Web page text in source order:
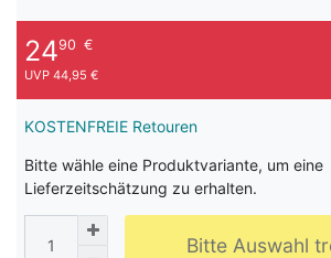
2490 €
UVP 44,95 €
KOSTENFREIE Retouren
Bitte wähle eine Produktvariante, um eine
Lieferzeitschätzung zu erhalten.
Bitte Auswahl